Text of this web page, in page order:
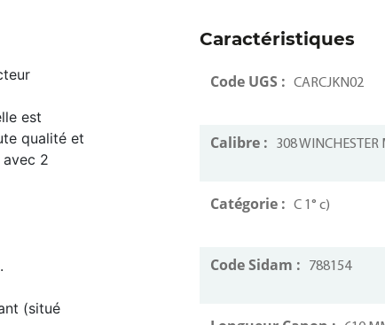
est
qualité et
2
(situé
Caractéristiques
Code UGS : CARCJKN02
Calibre : 308 WINCHESTER
Catégorie : C 1° c)
Code Sidam : 788154